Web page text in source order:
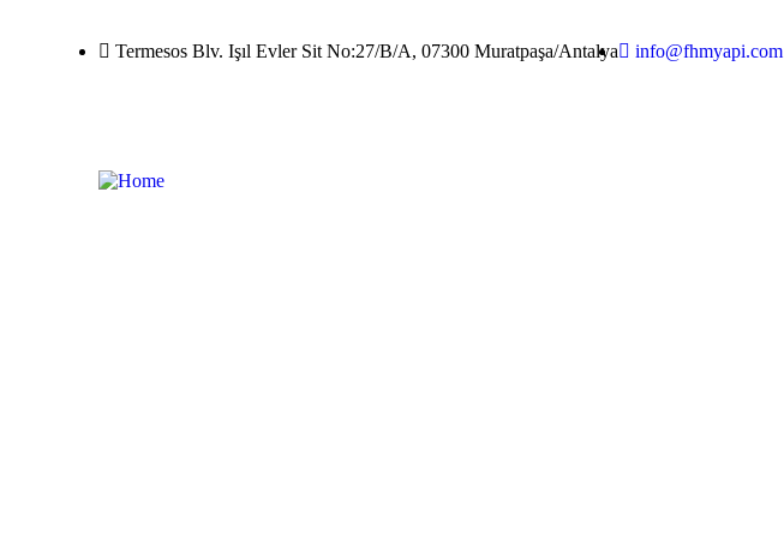
Termesos Blv. Işıl Evler Sit No:27/B/A, 07300 Muratpaşa/Antalya info@fhmyapi.com